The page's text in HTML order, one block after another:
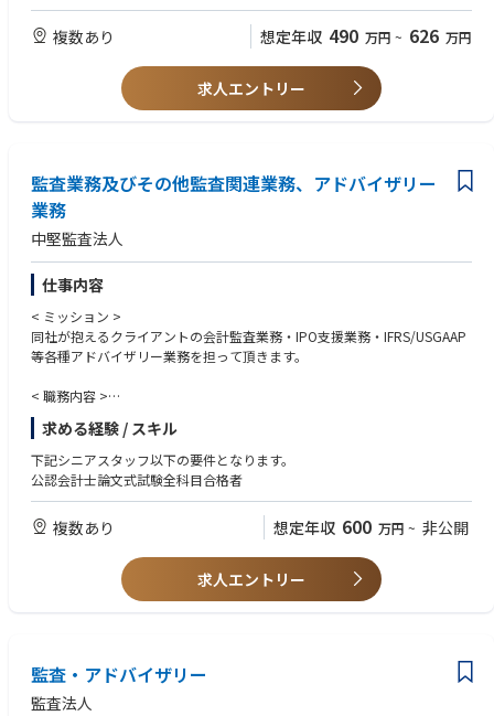
・気候変動、人権問題等のサステナビリティ課題対応支援
・サステナビリティ・ESG情報の開示支援
・サステナビリティ・ESG情報の第三者保証
（歓迎）
・事業会社の経営企画、経理財務、内部監査部門での業務経験
・監査法人における監査業務経験
・公認会計士、USCPA等の資格
・環境/社会系学部卒または修士課程修了
大学院、四年制大学卒以上
複数あり 想定年収 490 万円 ~ 626 万円
求人エントリー
監査業務及びその他監査関連業務、アドバイザリー
業務
中堅監査法人
仕事内容
< ミッション >
同社が抱えるクライアントの会計監査業務・IPO支援業務・IFRS/USGAAP
等各種アドバイザリー業務を担って頂きます。
< 職務内容 >
1.法定監査業務
当監査法人は、監査基準に準拠した監査マニュアル及び監査ツールに基づ
いた監査を実施することにより、高品質な監査サービスを提供していま
す。
2.アドバイザリー・サービス
M＆A・事業再編、事業再生（ターンアラウンド）、IPO（株式公開）各分
野における専門的なサービスを提供するとともにフォレンジック・サービ
スとして企業間における商業紛争（訴訟）に関する会計的側面から支援を
サルティングサービスも提供しています。
求める経験 / スキル
下記シニアスタッフ以下の要件となります。
公認会計士論文式試験全科目合格者
複数あり 想定年収 600 万円 ~ 非公開
求人エントリー
監査・アドバイザリー
監査法人